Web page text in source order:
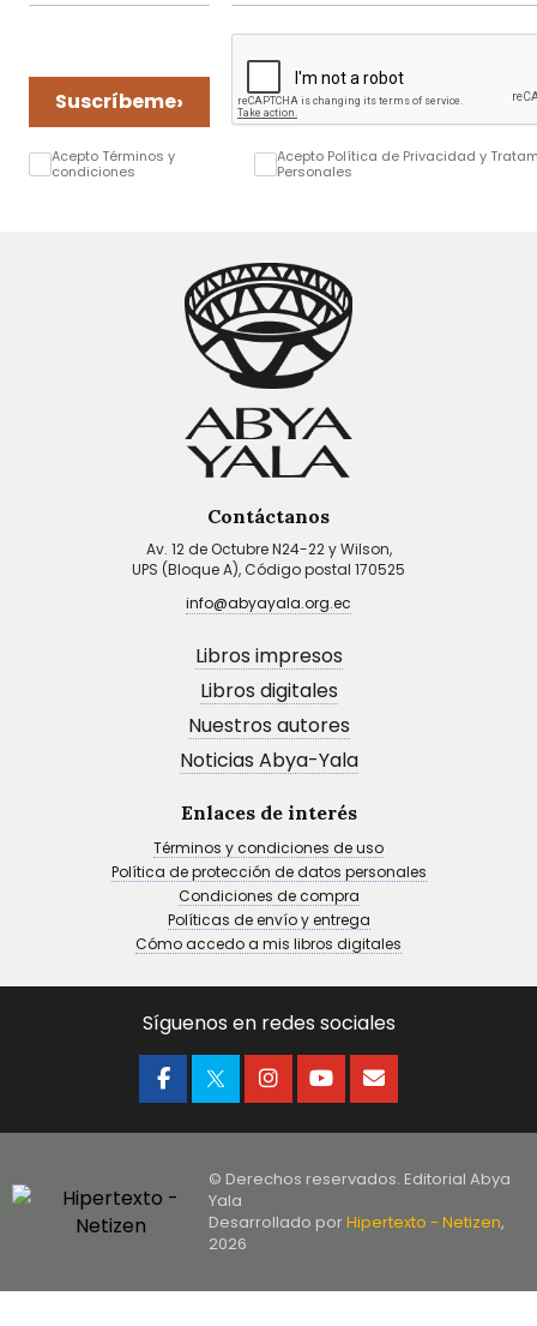
Suscríbeme›
Acepto Términos y
condiciones
Acepto Política de Privacidad y
Personales
Contáctanos
Av. 12 de Octubre N24-22 y Wilson,
UPS (Bloque A), Código postal 170525
info@abyayala.org.ec
Libros impresos
Libros digitales
Nuestros autores
Noticias Abya-Yala
Enlaces de interés
Términos y condiciones de uso
Política de protección de datos personales
Condiciones de compra
Políticas de envío y entrega
Cómo accedo a mis libros digitales
Síguenos en redes sociales
© Derechos reservados. Editorial Abya
Yala
Desarrollado porHipertexto - Netizen,
2026